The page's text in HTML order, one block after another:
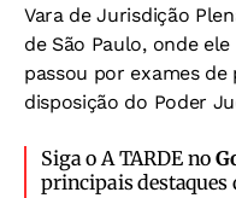
Vara de Jurisdição
de São Paulo, onde
passou por exames de
disposição do Poder
Siga o A TARDE no
principais destaques